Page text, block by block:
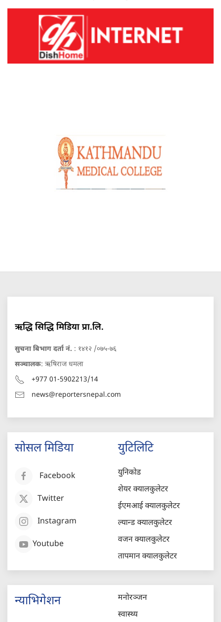
ऋद्धि सिद्धि मिडिया प्रा.लि.
सुचना बिभाग दर्ता नं. : १४१२ /०७५-७६
सञ्चालक: ऋषिराज धमला
+977 01-5902213/14
news@reportersnepal.com
सोसल मिडिया
Facebook
Twitter
Instagram
Youtube
युटिलिटि
युनिकोड
शेयर क्यालकुलेटर
ईएमआई क्यालकुलेटर
ल्यान्ड क्यालकुलेटर
वजन क्यालकुलेटर
तापमान क्यालकुलेटर
न्याभिगेशन
मनोरञ्जन
स्वास्थ्य